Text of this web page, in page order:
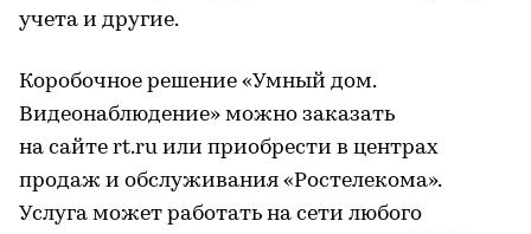
учета и другие.
Коробочное решение «Умный дом.
Видеонаблюдение» можно заказать
на сайте rt.ru или приобрести в центрах
продаж и обслуживания «Ростелекома».
Услуга может работать на сети любого